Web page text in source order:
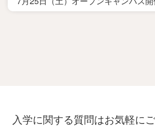
入学に関する質問はお気軽に